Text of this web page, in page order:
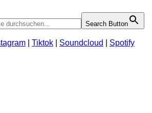
Search Button
Tiktok Soundcloud Spotify